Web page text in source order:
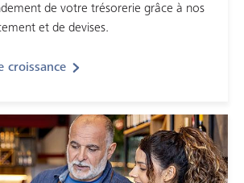
de votre trésorerie grâce à nos
et de devises.
croissance